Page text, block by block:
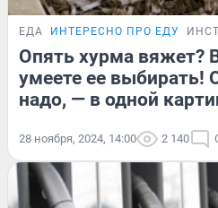
ЕДА ИНТЕРЕСНО ПРО ЕДУ
Опять хурма вяжет?
умеете ее выбирать!
надо, — в одной
28 ноября, 2024, 14:00 2 140